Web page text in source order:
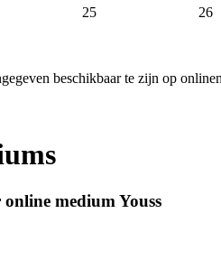
25 26
beschikbaar te zijn op
medium Youss